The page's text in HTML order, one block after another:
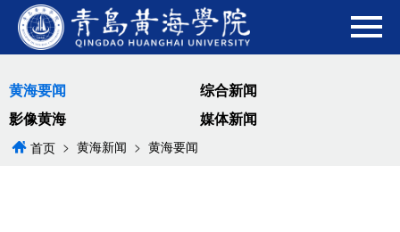
黄海要闻
综合新闻
影像黄海
媒体新闻
首页 > 黄海新闻 > 黄海要闻